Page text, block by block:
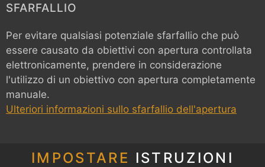
SFARFALLIO
Per evitare qualsiasi potenziale sfarfallio che può
essere causato da obiettivi con apertura controllata
elettronicamente, prendere in considerazione
l'utilizzo di un obiettivo con apertura completamente
manuale.
Ulteriori informazioni sullo sfarfallio dell'apertura
IMPOSTARE ISTRUZIONI